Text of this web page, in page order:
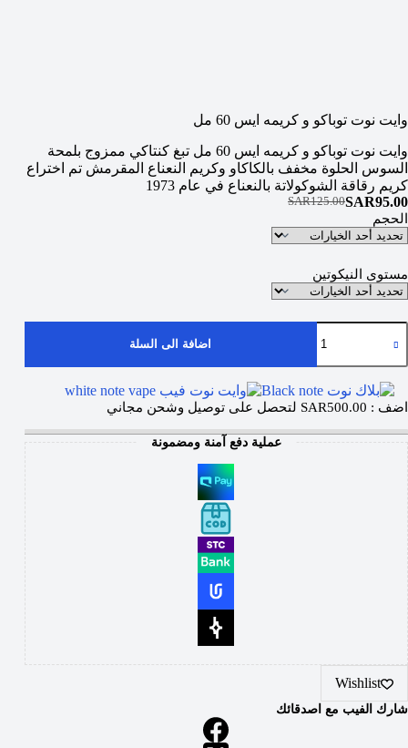
وايت نوت توباكو و كريمه ايس 60 مل
وايت نوت توباكو و كريمه ايس 60 مل تبغ كنتاكي ممزوج بلمحة
السوس الحلوة مخفف بالكاكاو وكريم النعناع المقرمش تم اختراع
كريم رقاقة الشوكولاتة بالنعناع في عام 1973
SAR125.00SAR95.00
الحجم
مستوى النيكوتين
اضافة الى السلة
اضف : SAR500.00 لتحصل على توصيل وشحن مجاني
عملية دفع آمنة ومضمونة
Wishlist
شارك الفيب مع اصدقائك